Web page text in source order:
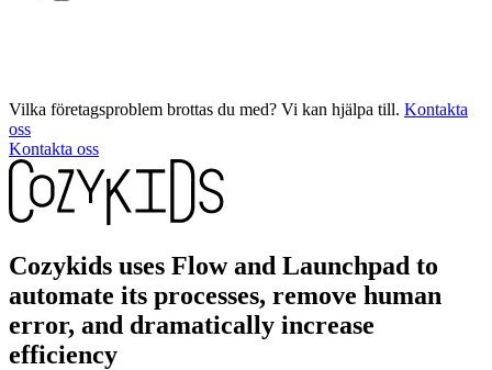
Vilka företagsproblem brottas du med? Vi kan hjälpa till. Kontakta
oss
Kontakta oss
Cozykids uses Flow and Launchpad to
automate its processes, remove human
error, and dramatically increase
efficiency